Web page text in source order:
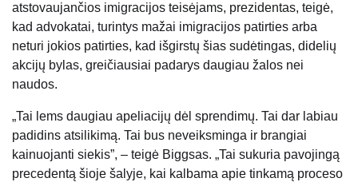
atstovaujančios imigracijos teisėjams, prezidentas, teigė,
kad advokatai, turintys mažai imigracijos patirties arba
neturi jokios patirties, kad išgirstų šias sudėtingas, didelių
akcijų bylas, greičiausiai padarys daugiau žalos nei
naudos.
„Tai lems daugiau apeliacijų dėl sprendimų. Tai dar labiau
padidins atsilikimą. Tai bus neveiksminga ir brangiai
kainuojanti siekis”, – teigė Biggsas. „Tai sukuria pavojingą
precedentą šioje šalyje, kai kalbama apie tinkamą proceso